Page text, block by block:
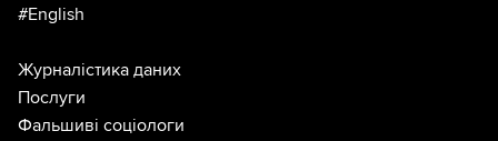
#English
Журналістика даних
Послуги
Фальшиві соціологи